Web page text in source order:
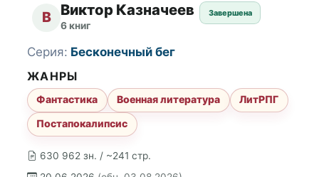
В Виктор Казначеев
6 книг
Завершена
630 962 зн. / ~241 стр.
Серия: Бесконечный бег
ЖАНРЫ
Фантастика Военная литература
ЛитРПГ
Постапокалипсис